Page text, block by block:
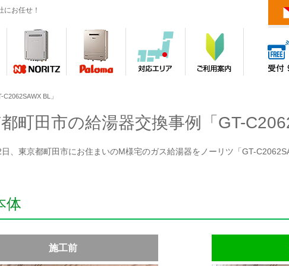
お任せ！
BL」
町田市の給湯器交換事例「GT-
、東京都町田市にお住まいのM様宅のガス給湯器をノーリツ「GT-
体
施工前